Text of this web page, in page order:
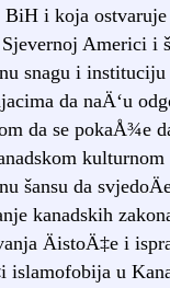
i koja
Americi
snagu i
da naÄ‘u
da se pokaÅ¾e
šansu da
kanadskih
ÄistoÄ‡e i
u